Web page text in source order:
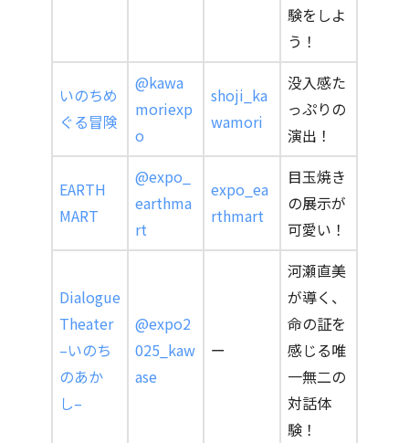
験をしよ
う！
いのちめ
ぐる冒険
@kawa
moriexp
o
shoji_ka
wamori
没入感た
っぷりの
演出！
EARTH
MART
@expo_
earthma
rt
expo_ea
rthmart
目玉焼き
の展示が
可愛い！
Dialogue
Theater
–いのち
のあか
し–
@expo2
025_kaw
ase
ー
河瀬直美
が導く、
命の証を
感じる唯
一無二の
対話体
験！